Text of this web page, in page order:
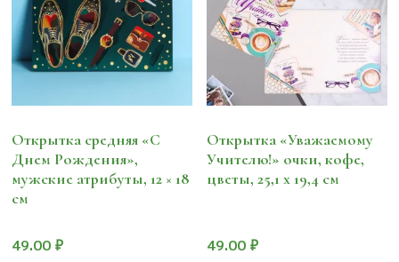
Открытка средняя «С
Днем Рождения»,
мужские атрибуты, 12 × 18
см
49.00 ₽
Открытка «Уважаемому
Учителю!» очки, кофе,
цветы, 25,1 х 19,4 см
49.00₽